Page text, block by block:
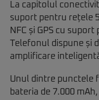
La capitolul
suport pentru rețele
NFC și GPS cu
Telefonul dispune și
amplificare
Unul dintre punctele
bateria de 7.000